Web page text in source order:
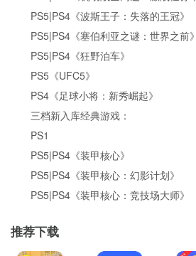
PS5|PS4《波斯王子：失落的王冠》
PS5|PS4《塞伯利亚之谜：世界之前》
PS5|PS4《狂野泊车》
PS5《UFC5》
PS4《足球小将：新秀崛起》
三档新入库经典游戏：
PS1
PS5|PS4《装甲核心》
PS5|PS4《装甲核心：幻影计划》
PS5|PS4《装甲核心：竞技场大师》
推荐下载